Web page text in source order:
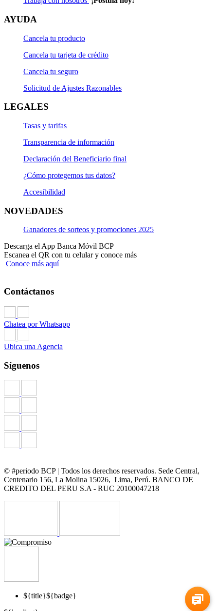
AYUDA
Cancela tu producto
Cancela tu tarjeta de crédito
Cancela tu seguro
Solicitud de Ajustes Razonables
LEGALES
Tasas y tarifas
Transparencia de información
Declaración del Beneficiario final
¿Cómo protegemos tus datos?
Accesibilidad
NOVEDADES
Ganadores de sorteos y promociones 2025
Descarga el App Banca Móvil BCP
Escanea el QR con tu celular y conoce más
Conoce más aquí
Contáctanos
Chatea por Whatsapp
Ubica una Agencia
Síguenos
© #periodo BCP | Todos los derechos reservados. Sede Central,
Centenario 156, La Molina 15026, Lima, Perú. BANCO DE
CREDITO DEL PERU S.A - RUC 20100047218
${title}${badge}